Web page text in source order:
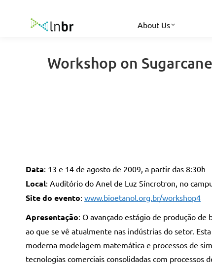
About Us
Workshop on
Data: 13 e 14 de agosto de 2009, a partir das 8:30h
Local: Auditório do Anel de Luz Síncrotron, no
Site do evento: www.bioetanol.org.br/workshop4
Apresentação: O avançado estágio de produção
ao que se vê atualmente nas indústrias do setor.
moderna modelagem matemática e processos de
tecnologias comerciais consolidadas com